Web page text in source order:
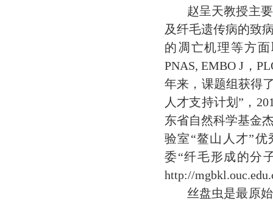
赵呈天教授主
及纤毛遗传病的致
的凋亡机理等方
PNAS, EMBO J，
年来，课题组获得
人才支持计划”，
东省自然科学基金
验室“鳌山人才”优
委“纤毛形成的分
http://
丝盘虫是最原